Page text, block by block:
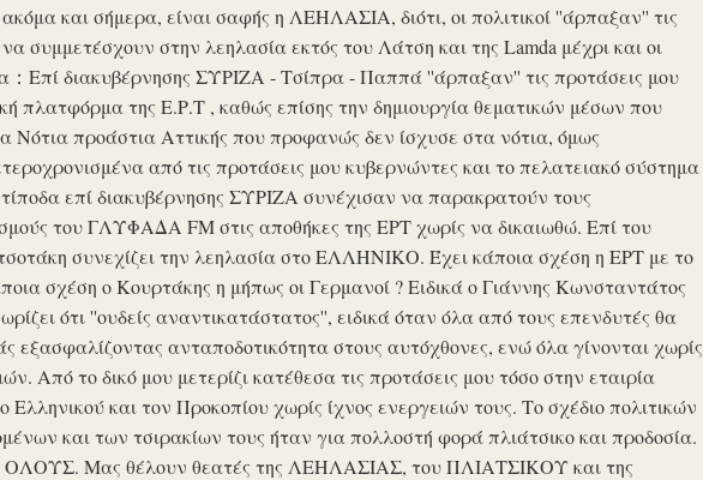
και σήμερα, είναι σαφής η ΛΕΗΛΑΣΙΑ, διότι, οι πολιτικοί ''άρπαξαν'' τις
συμμετέσχουν στην λεηλασία εκτός του Λάτση και της Lamda μέχρι και οι
：Επί διακυβέρνησης ΣΥΡΙΖΑ - Τσίπρα - Παππά ''άρπαξαν'' τις προτάσεις μου
πλατφόρμα της Ε.Ρ.Τ , καθώς επίσης την δημιουργία θεματικών μέσων που
Νότια προάστια Αττικής που προφανώς δεν ίσχυσε στα νότια, όμως
από τις προτάσεις μου κυβερνώντες και το πελατειακό σύστημα
επί διακυβέρνησης ΣΥΡΙΖΑ συνέχισαν να παρακρατούν τους
του ΓΛΥΦΑΔΑ FM στις αποθήκες της ΕΡΤ χωρίς να δικαιωθώ. Επί του
συνεχίζει την λεηλασία στο ΕΛΛΗΝΙΚΟ. Έχει κάποια σχέση η ΕΡΤ με το
σχέση ο Κουρτάκης η μήπως οι Γερμανοί ? Ειδικά ο Γιάννης Κωνσταντάτος
ότι ''ουδείς αναντικατάστατος'', ειδικά όταν όλα από τους επενδυτές θα
εξασφαλίζοντας ανταποδοτικότητα στους αυτόχθονες, ενώ όλα γίνονται χωρίς
Από το δικό μου μετερίζι κατέθεσα τις προτάσεις μου τόσο στην εταιρία
και τον Προκοπίου χωρίς ίχνος ενεργειών τους. Το σχέδιο πολιτικών
και των τσιρακίων τους ήταν για πολλοστή φορά πλιάτσικο και προδοσία.
ΟΛΟΥΣ. Μας θέλουν θεατές της ΛΕΗΛΑΣΙΑΣ, του ΠΛΙΑΤΣΙΚΟΥ και της